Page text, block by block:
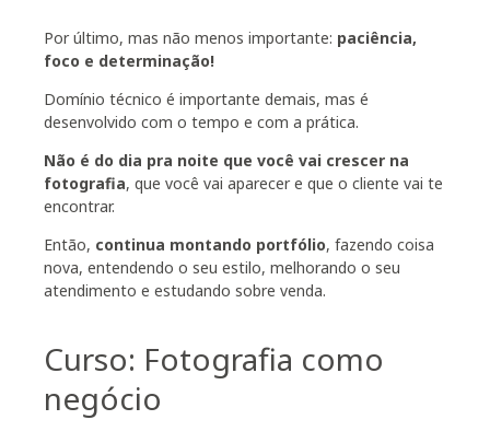
Por último, mas não menos importante: paciência,
foco e determinação!
Domínio técnico é importante demais, mas é
desenvolvido com o tempo e com a prática.
Não é do dia pra noite que você vai crescer na
fotografia, que você vai aparecer e que o cliente vai te
encontrar.
Então, continua montando portfólio, fazendo coisa
nova, entendendo o seu estilo, melhorando o seu
atendimento e estudando sobre venda.
Curso: Fotografia como
negócio